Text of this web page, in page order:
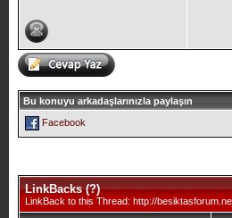
Bu konuyu arkadaşlarınızla paylaşın
Facebook
LinkBacks (?)
LinkBack to this Thread: http://